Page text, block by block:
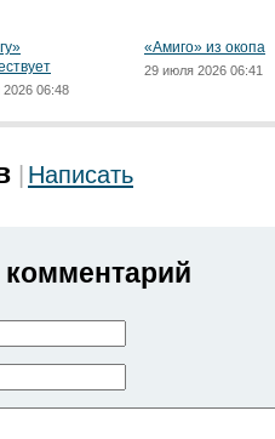
06:48
«Амиго» из окопа
29 июля 2026 06:41
Написать